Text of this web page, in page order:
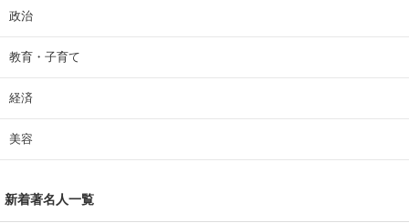
政治
教育・子育て
経済
美容
新着著名人一覧